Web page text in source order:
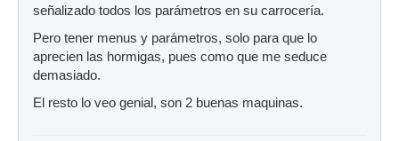
señalizado todos los parámetros en su carrocería.
Pero tener menus y parámetros, solo para que lo
aprecien las hormigas, pues como que me seduce
demasiado.
El resto lo veo genial, son 2 buenas maquinas.